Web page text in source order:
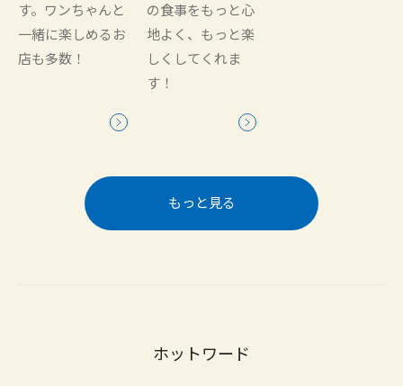
す。ワンちゃんと
一緒に楽しめるお
店も多数！
の食事をもっと心
地よく、もっと楽
しくしてくれま
す！
もっと見る
ホットワード